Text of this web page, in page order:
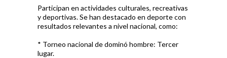
Participan en actividades culturales, recreativas
y deportivas. Se han destacado en deporte con
resultados relevantes a nivel nacional, como:
* Torneo nacional de dominó hombre: Tercer
lugar.